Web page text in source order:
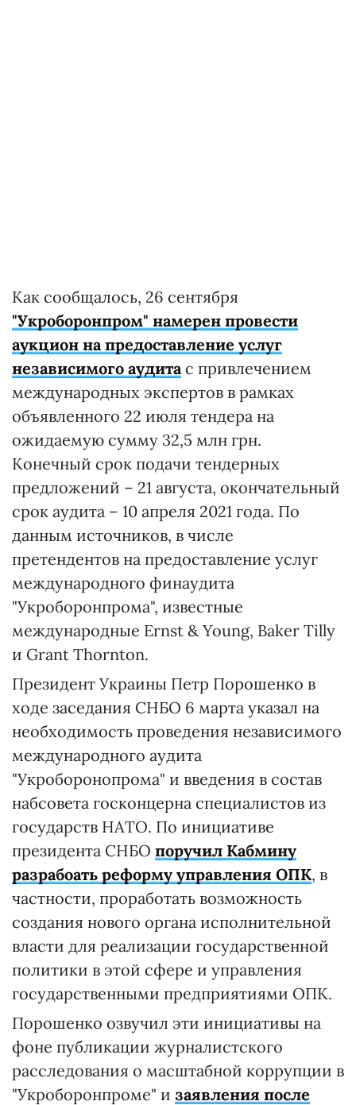
Как сообщалось, 26 сентября
"Укроборонпром" намерен провести
аукцион на предоставление услуг
независимого аудитас привлечением
международных экспертов в рамках
объявленного 22 июля тендера на
ожидаемую сумму 32,5 млн грн.
Конечный срок подачи тендерных
предложений – 21 августа, окончательный
срок аудита – 10 апреля 2021 года. По
данным источников, в числе
претендентов на предоставление услуг
международного финаудита
"Укроборонпрома", известные
международные Ernst & Young, Baker Tilly
и Grant Thornton.
Президент Украины Петр Порошенко в
ходе заседания СНБО 6 марта указал на
необходимость проведения независимого
международного аудита
"Укроборонопрома" и введения в состав
набсовета госконцерна специалистов из
государств НАТО. По инициативе
президента СНБО поручил Кабмину
разрабоать реформу управления ОПК, в
частности, проработать возможность
создания нового органа исполнительной
власти для реализации государственной
политики в этой сфере и управления
государственными предприятиями ОПК.
Порошенко озвучил эти инициативы на
фоне публикации журналистского
расследования о масштабной коррупции в
"Укроборонпроме" и заявления после